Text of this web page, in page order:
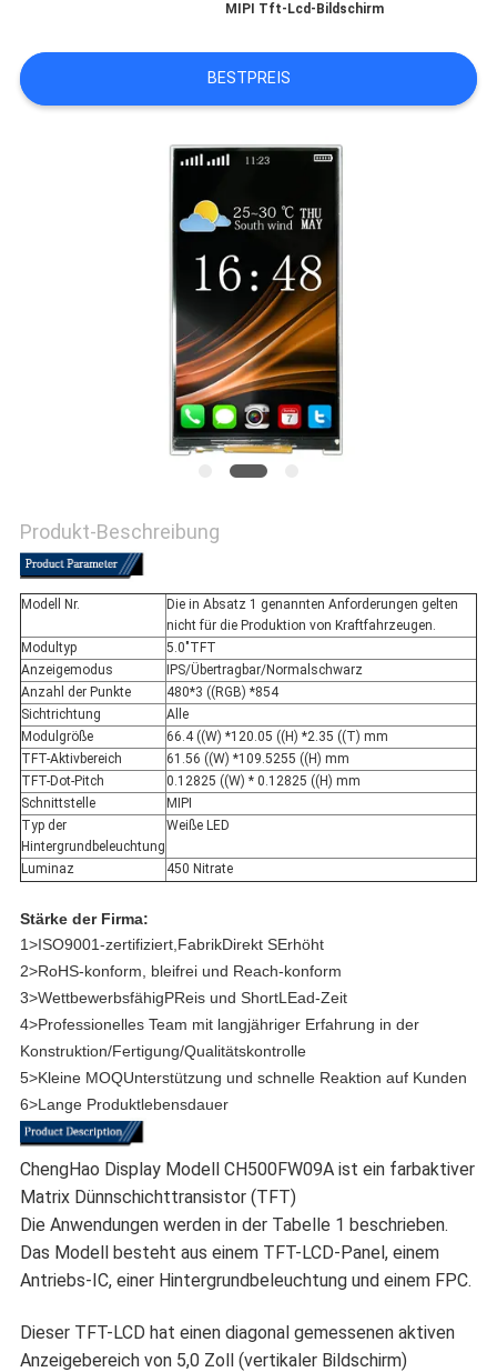
MIPI Tft-Lcd-Bildschirm
BESTPREIS
Produkt-Beschreibung
Modell Nr.
Die in Absatz 1 genannten Anforderungen gelten
nicht für die Produktion von Kraftfahrzeugen.
Modultyp
5.0"TFT
Anzeigemodus
IPS/Übertragbar/Normalschwarz
Anzahl der Punkte
480*3 ((RGB) *854
Sichtrichtung
Alle
Modulgröße
66.4 ((W) *120.05 ((H) *2.35 ((T) mm
TFT-Aktivbereich
61.56 ((W) *109.5255 ((H) mm
TFT-Dot-Pitch
0.12825 ((W) * 0.12825 ((H) mm
Schnittstelle
MIPI
Typ der
Hintergrundbeleuchtung
Weiße LED
Luminaz 450 Nitrate
Stärke der Firma:
1>ISO9001-zertifiziert, FabrikDirekt SErhöht
2>RoHS-konform, bleifrei und Reach-konform
3>WettbewerbsfähigPReis und ShortL Ead-Zeit
4>Professionelles Team mit langjähriger Erfahrung in der
Konstruktion/Fertigung/Qualitätskontrolle
5>Kleine MOQUnterstützung und schnelle Reaktion auf Kunden
6>Lange Produktlebensdauer
ChengHao Display Modell CH500FW09A ist ein farbaktiver
Matrix Dünnschichttransistor (TFT)
Die Anwendungen werden in der Tabelle 1 beschrieben.
Das Modell besteht aus einem TFT-LCD-Panel, einem
Antriebs-IC, einer Hintergrundbeleuchtung und einem FPC.
Dieser TFT-LCD hat einen diagonal gemessenen aktiven
Anzeigebereich von 5,0 Zoll (vertikaler Bildschirm)